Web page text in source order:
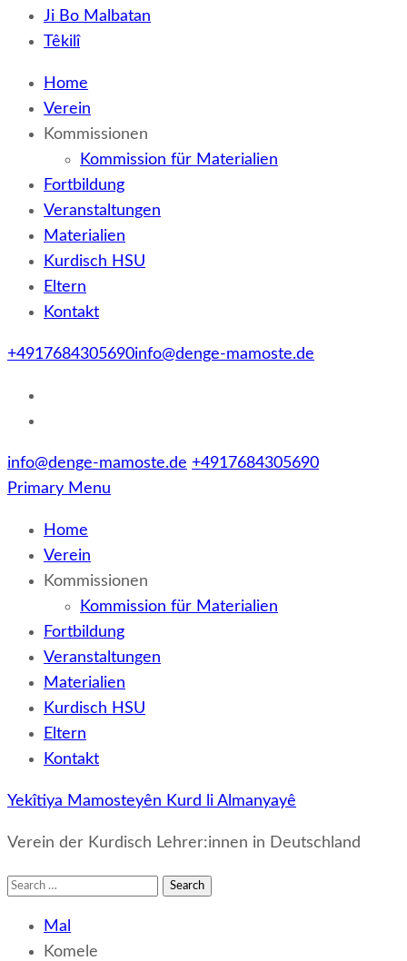
Ji Bo Malbatan
Têkilî
Home
Verein
Kommissionen
Kommission für Materialien
Fortbildung
Veranstaltungen
Materialien
Kurdisch HSU
Eltern
Kontakt
+4917684305690info@denge-mamoste.de
info@denge-mamoste.de +4917684305690
Primary Menu
Home
Verein
Kommissionen
Kommission für Materialien
Fortbildung
Veranstaltungen
Materialien
Kurdisch HSU
Eltern
Kontakt
Yekîtiya Mamosteyên Kurd li Almanyayê
Verein der Kurdisch Lehrer:innen in Deutschland
Search
Mal
Komele